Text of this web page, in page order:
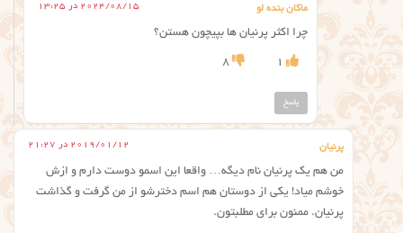
ماکان بنده لو 2024/08/15 در 13:25
چرا اکثر پرنیان ها بپیچون هستن؟
1
8
پاسخ
پرنیان 2019/01/12 در 21:27
من هم یک پرنیان نام دیگه… واقعا این اسمو دوست دارم و ازش
خوشم میاد! یکی از دوستان هم اسم دخترشو از من گرفت و گذاشت
پرنیان. ممنون برای مطلبتون.